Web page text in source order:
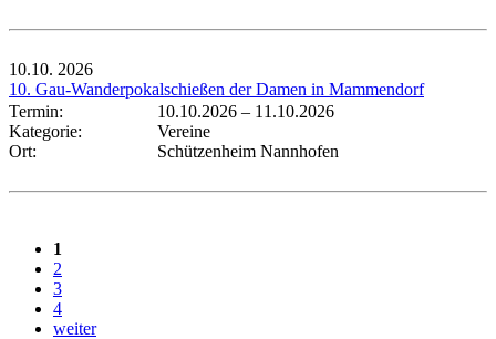
10.10. 2026
10. Gau-Wanderpokalschießen der Damen in Mammendorf
Termin:
10.10.2026 – 11.10.2026
Kategorie:
Vereine
Ort:
Schützenheim Nannhofen
1
2
3
4
weiter